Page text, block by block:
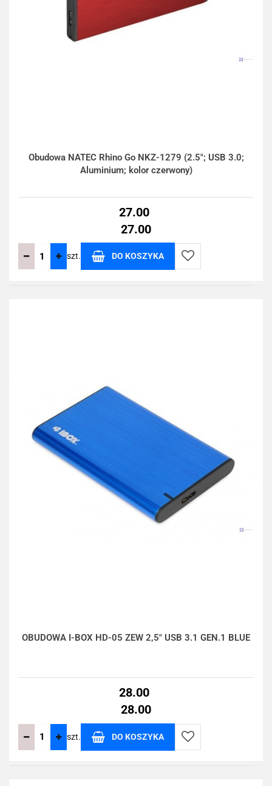
Obudowa NATEC Rhino Go NKZ-1279 (2.5"; USB 3.0;
Aluminium; kolor czerwony)
27.00
27.00
szt. DO KOSZYKA
Do
OBUDOWA I-BOX HD-05 ZEW 2,5" USB 3.1 GEN.1 BLUE
28.00
28.00
szt. DO KOSZYKA
Do